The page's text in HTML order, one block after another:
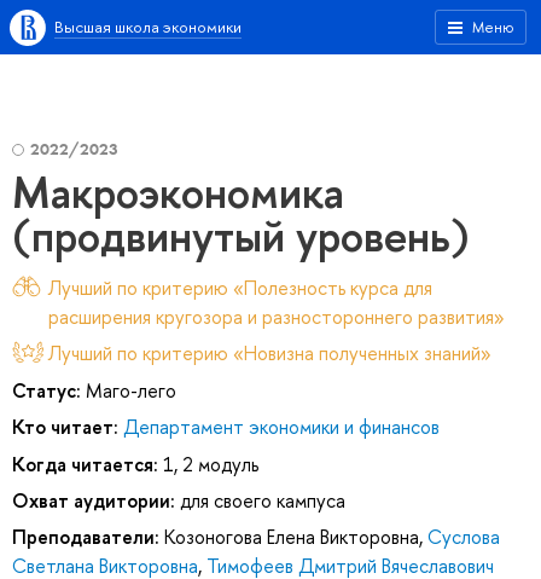
Меню
Высшая школа экономики
2022/2023
Макроэкономика
(продвинутый уровень)
Лучший по критерию «Полезность курса для
расширения кругозора и разностороннего развития»
Лучший по критерию «Новизна полученных знаний»
Статус: Маго-лего
Кто читает: Департамент экономики и финансов
Когда читается: 1, 2 модуль
Охват аудитории: для своего кампуса
Преподаватели: Козоногова Елена Викторовна,Суслова
Светлана Викторовна, Тимофеев Дмитрий Вячеславович